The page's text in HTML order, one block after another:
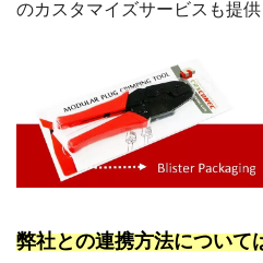
のカスタマイズサービスも提供
弊社との連携方法について